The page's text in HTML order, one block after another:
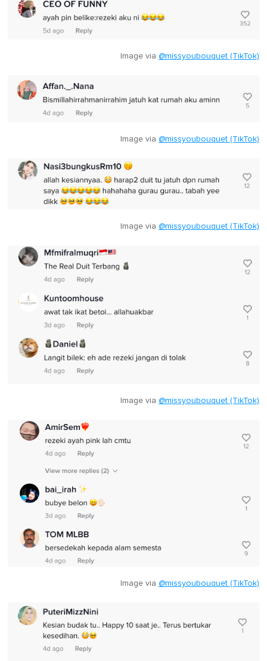
Image via @missyoubouquet (TikTok)
Image via @missyoubouquet (TikTok)
Image via @missyoubouquet (TikTok)
Image via @missyoubouquet (TikTok)
Image via @missyoubouquet (TikTok)